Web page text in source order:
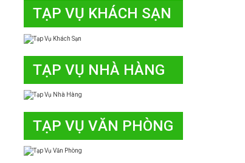
TẠP VỤ KHÁCH SẠN
TẠP VỤ NHÀ HÀNG
TẠP VỤ VĂN PHÒNG